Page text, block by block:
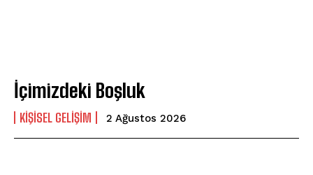
İçimizdeki Boşluk
KIŞISEL GELIŞIM 2 Ağustos 2026